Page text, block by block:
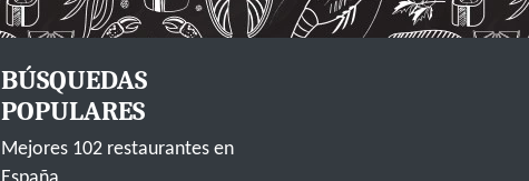
BÚSQUEDAS
POPULARES
Mejores 102 restaurantes en